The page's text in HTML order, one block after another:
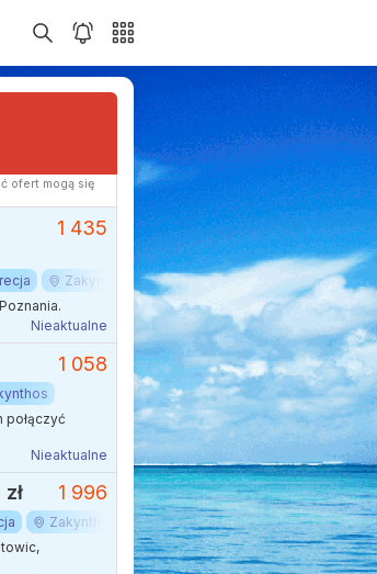
ofert mogą się
1 435
Zakynthos
Nieaktualne
1 058
połączyć
Nieaktualne
1 996
Zakynthos